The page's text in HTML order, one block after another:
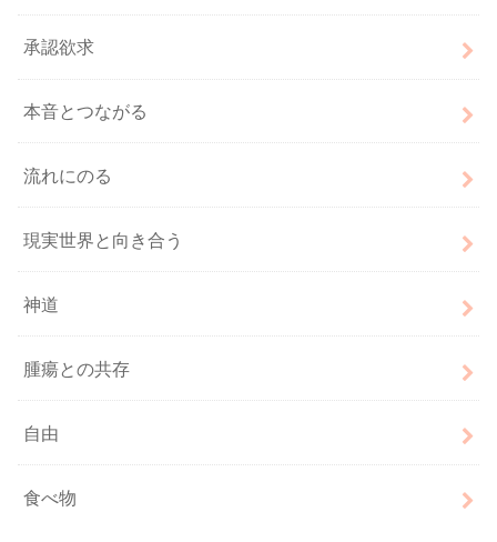
承認欲求
本音とつながる
流れにのる
現実世界と向き合う
神道
腫瘍との共存
自由
食べ物